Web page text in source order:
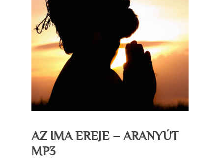
AZ IMA EREJE – ARANYÚT
MP3